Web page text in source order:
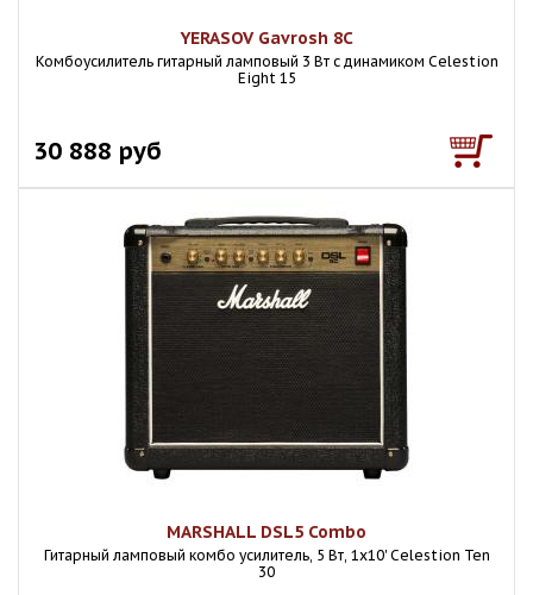
YERASOV Gavrosh 8C
Комбоусилитель гитарный ламповый 3 Вт с динамиком Celestion
Eight 15
30 888 руб
MARSHALL DSL5 Combo
Гитарный ламповый комбо усилитель, 5 Вт, 1x10' Celestion Ten
30